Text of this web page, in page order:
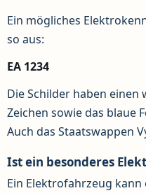
Ein mögliches
so aus:
EA 1234
Die Schilder haben
Zeichen sowie das blaue
Auch das Staatswappen
Ist ein besonderes
Ein Elektrofahrzeug